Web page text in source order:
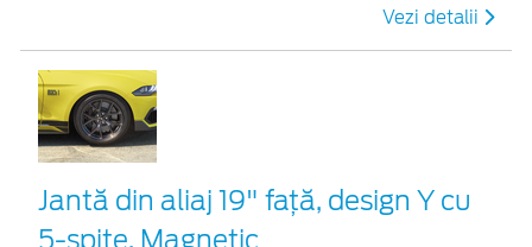
Vezi detalii
Jantă din aliaj 19" faţă, design Y cu
5-spiţe, Magnetic